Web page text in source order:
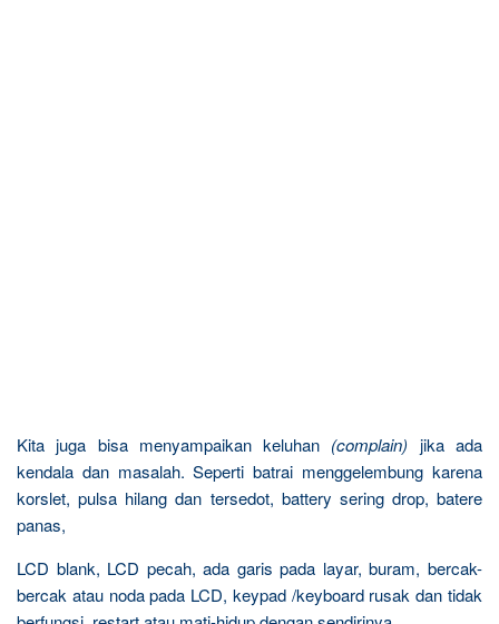
Kita juga bisa menyampaikan keluhan (complain) jika ada
kendala dan masalah. Seperti batrai menggelembung karena
korslet, pulsa hilang dan tersedot, battery sering drop, batere
panas,
LCD blank, LCD pecah, ada garis pada layar, buram, bercak-
bercak atau noda pada LCD, keypad /keyboard rusak dan tidak